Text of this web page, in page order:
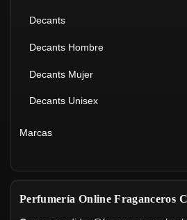
Decants
Decants Hombre
Decants Mujer
Decants Unisex
Marcas
Perfumería Online Fraganceros